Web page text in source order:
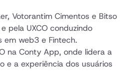
Votorantim Cimentos e Bitso
pela UXCO conduzindo
em web3 e Fintech.
na Conty App, onde lidera a
e a experiência dos usuários